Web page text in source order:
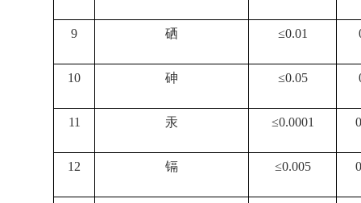
9 硒 ≤0.01
10 砷 ≤0.05
11 汞 ≤0.0001
12 镉 ≤0.005